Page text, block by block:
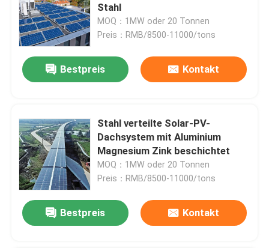
Stahl
MOQ：1MW oder 20 Tonnen
Preis：RMB/8500-11000/tons
Bestpreis Kontakt
Stahl verteilte Solar-PV-
Dachsystem mit Aluminium
Magnesium Zink beschichtet
MOQ：1MW oder 20 Tonnen
Preis：RMB/8500-11000/tons
Bestpreis Kontakt